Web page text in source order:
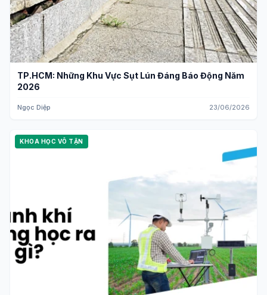
TP.HCM: Những Khu Vực Sụt Lún Đáng Báo Động Năm
2026
Ngọc Diệp 23/06/2026
KHOA HỌC VÔ TẬN